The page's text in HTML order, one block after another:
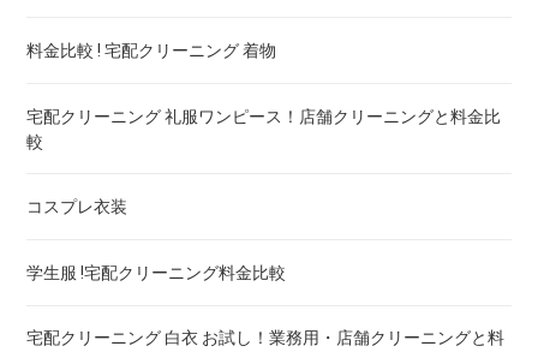
ゴアテックス 羽毛布団 クリーニング ! 料金ランキング
こたつ布団のクリーニング代 ! 料金比較
の違いも
トゥルースリーパー マットレスのクリーニング ! どこがいい
ウェイトブランケットの洗い方 ! 洗えないタイプの対処法も
料金比較 ! 宅配クリーニング 着物
宅配クリーニング 礼服ワンピース！店舗クリーニングと料金比
較
コスプレ衣装
学生服 !宅配クリーニング料金比較
宅配クリーニング 白衣 お試し！業務用・店舗クリーニングと料